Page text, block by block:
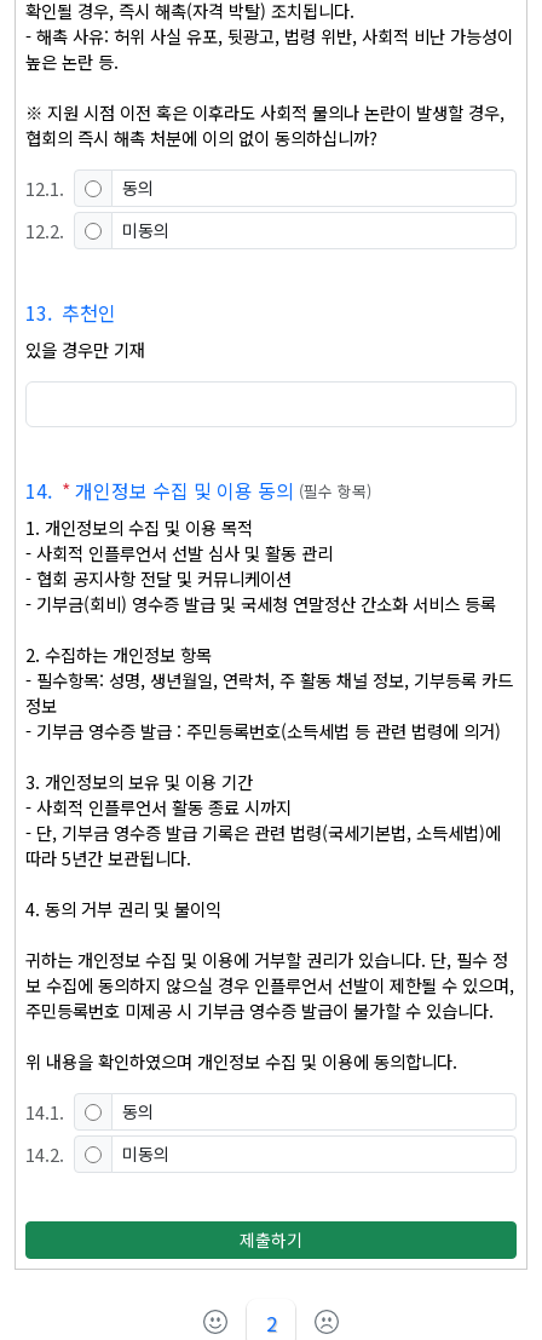
확인될 경우, 즉시 해촉(자격 박탈) 조치됩니다.
- 해촉 사유: 허위 사실 유포, 뒷광고, 법령 위반, 사회적 비난 가능성이
높은 논란 등.
※ 지원 시점 이전 혹은 이후라도 사회적 물의나 논란이 발생할 경우,
협회의 즉시 해촉 처분에 이의 없이 동의하십니까?
12.1. 동의
12.2. 미동의
13. 추천인
있을 경우만 기재
14. *개인정보 수집 및 이용 동의 (필수 항목)
1. 개인정보의 수집 및 이용 목적
- 사회적 인플루언서 선발 심사 및 활동 관리
- 협회 공지사항 전달 및 커뮤니케이션
- 기부금(회비) 영수증 발급 및 국세청 연말정산 간소화 서비스 등록
2. 수집하는 개인정보 항목
- 필수항목: 성명, 생년월일, 연락처, 주 활동 채널 정보, 기부등록 카드
정보
- 기부금 영수증 발급 : 주민등록번호(소득세법 등 관련 법령에 의거)
3. 개인정보의 보유 및 이용 기간
- 사회적 인플루언서 활동 종료 시까지
- 단, 기부금 영수증 발급 기록은 관련 법령(국세기본법, 소득세법)에
따라 5년간 보관됩니다.
4. 동의 거부 권리 및 불이익
귀하는 개인정보 수집 및 이용에 거부할 권리가 있습니다. 단, 필수 정
보 수집에 동의하지 않으실 경우 인플루언서 선발이 제한될 수 있으며,
주민등록번호 미제공 시 기부금 영수증 발급이 불가할 수 있습니다.
위 내용을 확인하였으며 개인정보 수집 및 이용에 동의합니다.
14.1. 동의
14.2. 미동의
제출하기
2